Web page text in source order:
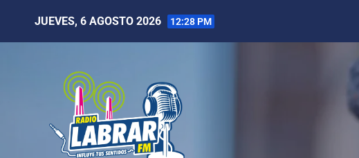
JUEVES, 6 AGOSTO 2026 12:28 PM